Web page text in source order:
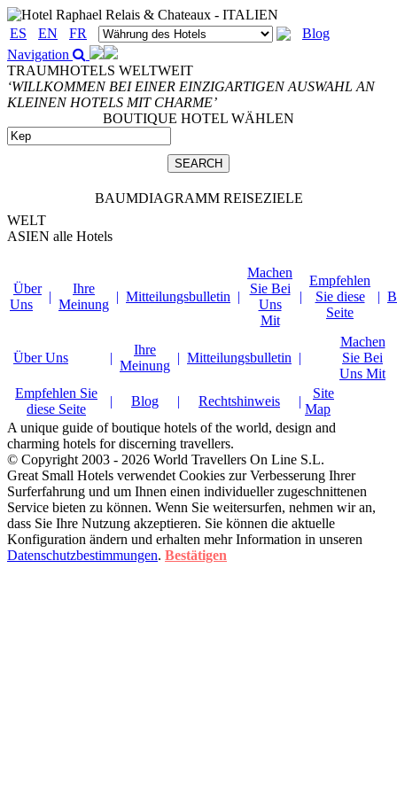
ES EN FR
Blog
Navigation
TRAUMHOTELS WELTWEIT
‘WILLKOMMEN BEI EINER EINZIGARTIGEN AUSWAHL AN
KLEINEN HOTELS MIT CHARME’
BOUTIQUE HOTEL WÄHLEN
BAUMDIAGRAMM REISEZIELE
WELT
ASIEN alle Hotels
Über
Uns
|
Ihre
Meinung
| Mitteilungsbulletin |
Machen
Sie Bei
Uns
Mit
|
Empfehlen
Sie diese
Seite
|
Über Uns |
Ihre
Meinung
| Mitteilungsbulletin |
Machen
Sie Bei
Uns Mit
Empfehlen Sie
diese Seite
| Blog | Rechtshinweis |
Site
Map
A unique guide of boutique hotels of the world, design and
charming hotels for discerning travellers.
© Copyright 2003 - 2026 World Travellers On Line S.L.
Great Small Hotels verwendet Cookies zur Verbesserung Ihrer
Surferfahrung und um Ihnen einen individueller zugeschnittenen
Service bieten zu können. Wenn Sie weitersurfen, nehmen wir an,
dass Sie Ihre Nutzung akzeptieren. Sie können die aktuelle
Konfiguration ändern und erhalten mehr Information in unseren
Datenschutzbestimmungen. Bestätigen